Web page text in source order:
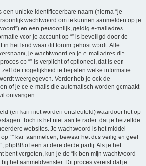
een unieke identificeerbare naam (hierna “je
wachtwoord om te kunnen aanmelden op je
en een persoonlijk, geldig e-mailadres
voor je account op “” is beveiligd door de
in het land waar dit forum gehost wordt. Alle
je wachtwoord en je e-mailadres die
op “” is verplicht of optioneel, dat is een
zelf de mogelijkheid te bepalen welke informatie
weergegeven. Verder heb je ook de
of je de e-mails die automatisch worden gemaakt
ontvangen.
(en kan niet worden ontsleuteld) waardoor het op
Toch is het niet aan te raden dat je hetzelfde
websites. Je wachtwoord is het middel
“” kan aanmelden, bewaar het dus veilig en geef
phpBB of een andere derde partij. Als je het
bent vergeten, kun je de “Ik ben mijn wachtwoord
het aanmeldvenster. Dit proces vereist dat je